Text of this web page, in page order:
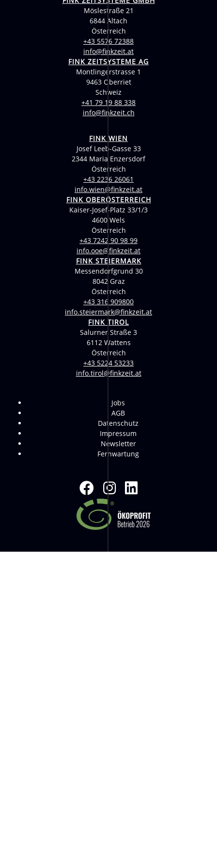
Möslestraße 21
6844 Altach
Österreich
+43 5576 72388
info@finkzeit.at
FINK ZEITSYSTEME AG
Montlingerstrasse 1
9463 Oberriet
Schweiz
+41 79 19 88 338
info@finkzeit.ch
FINK WIEN
Josef Leeb-Gasse 33
2344 Maria Enzersdorf
Österreich
+43 2236 26061
info.wien@finkzeit.at
FINK OBERÖSTERREICH
Kaiser-Josef-Platz 33/1/3
4600 Wels
Österreich
+43 7242 90 98 99
info.ooe@finkzeit.at
FINK STEIERMARK
Messendorfgrund 30
8042 Graz
Österreich
+43 316 909800
info.steiermark@finkzeit.at
FINK TIROL
Salurner Straße 3
6112 Wattens
Österreich
+43 5224 53233
info.tirol@finkzeit.at
Jobs
AGB
Datenschutz
Impressum
Newsletter
Fernwartung